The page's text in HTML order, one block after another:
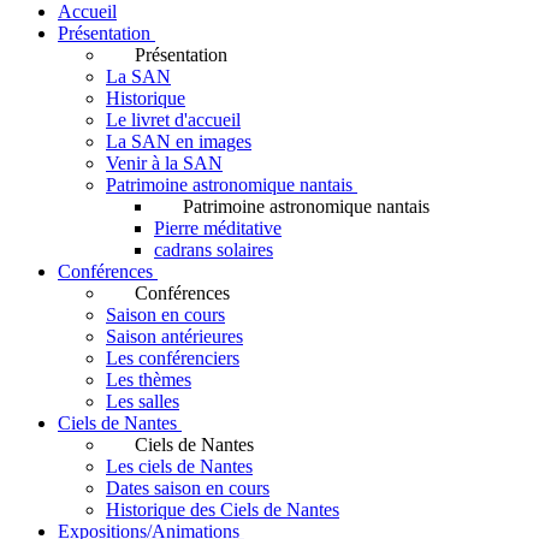
Accueil
Présentation
Présentation
La SAN
Historique
Le livret d'accueil
La SAN en images
Venir à la SAN
Patrimoine astronomique nantais
Patrimoine astronomique nantais
Pierre méditative
cadrans solaires
Conférences
Conférences
Saison en cours
Saison antérieures
Les conférenciers
Les thèmes
Les salles
Ciels de Nantes
Ciels de Nantes
Les ciels de Nantes
Dates saison en cours
Historique des Ciels de Nantes
Expositions/Animations